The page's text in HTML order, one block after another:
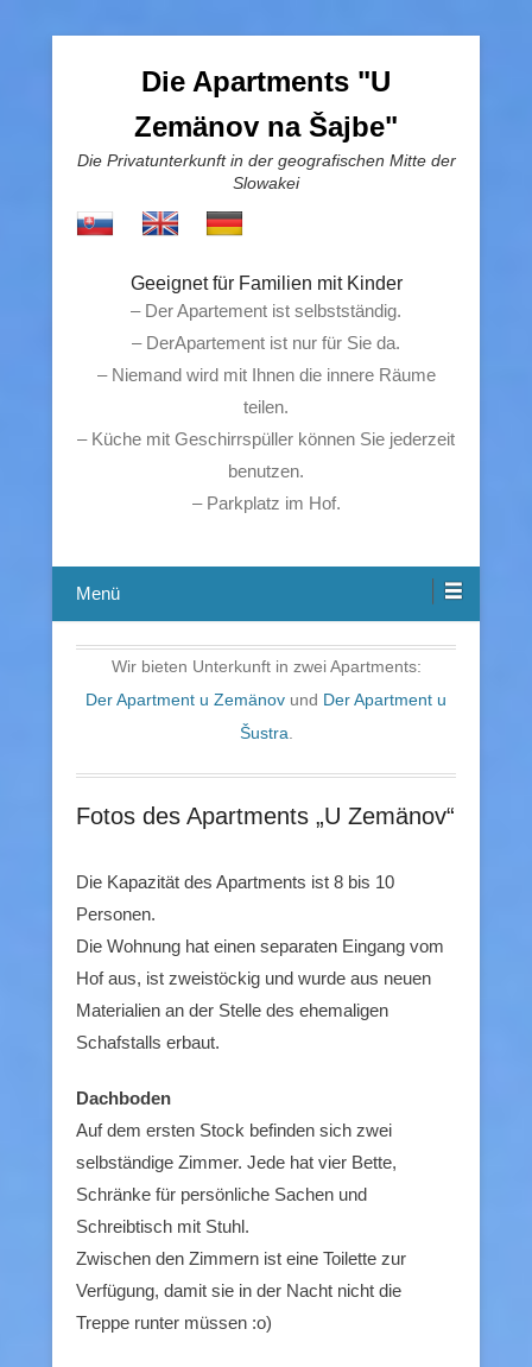
Die Apartments "U
Zemänov na Šajbe"
Die Privatunterkunft in der geografischen Mitte der
Slowakei
Geeignet für Familien mit Kinder
– Der Apartement ist selbstständig.
– DerApartement ist nur für Sie da.
– Niemand wird mit Ihnen die innere Räume
teilen.
– Küche mit Geschirrspüller können Sie jederzeit
benutzen.
– Parkplatz im Hof.
Menü
Wir bieten Unterkunft in zwei Apartments:
Der Apartment u Zemänov und Der Apartment u
Šustra
Fotos des Apartments „U Zemänov“
Die Kapazität des Apartments ist 8 bis 10
Personen.
Die Wohnung hat einen separaten Eingang vom
Hof aus, ist zweistöckig und wurde aus neuen
Materialien an der Stelle des ehemaligen
Schafstalls erbaut.
Dachboden
Auf dem ersten Stock befinden sich zwei
selbständige Zimmer. Jede hat vier Bette,
Schränke für persönliche Sachen und
Schreibtisch mit Stuhl.
Zwischen den Zimmern ist eine Toilette zur
Verfügung, damit sie in der Nacht nicht die
Treppe runter müssen :o)